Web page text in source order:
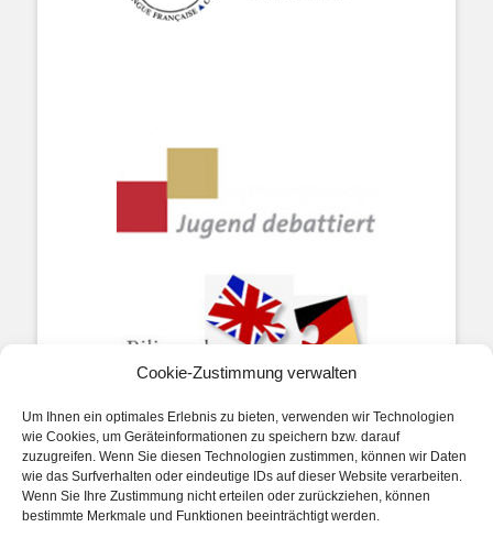
Cookie-Zustimmung verwalten
Um Ihnen ein optimales Erlebnis zu bieten, verwenden wir Technologien
wie Cookies, um Geräteinformationen zu speichern bzw. darauf
zuzugreifen. Wenn Sie diesen Technologien zustimmen, können wir Daten
wie das Surfverhalten oder eindeutige IDs auf dieser Website verarbeiten.
Wenn Sie Ihre Zustimmung nicht erteilen oder zurückziehen, können
bestimmte Merkmale und Funktionen beeinträchtigt werden.
Impressum